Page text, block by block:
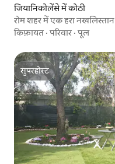
जियानिकोलेंसे में कोठी
रोम शहर में एक हरा नखलिस्तान
किफ़ायत ·परिवार ·पूल
सुपरहोस्ट
सुपरहोस्ट